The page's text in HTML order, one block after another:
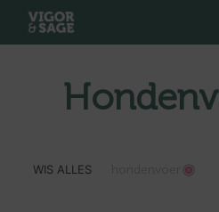
WIS ALLES hondenvoer